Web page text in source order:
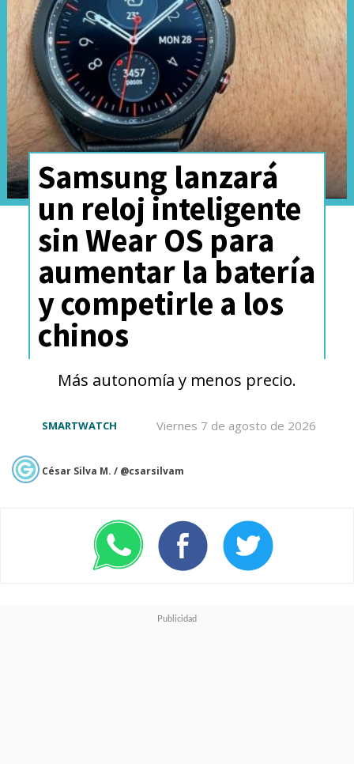
personalizarsecon opciones de
memoria de hasta 32GB,
opciones de almacenamiento de
hasta 4TB, pantalla
nanotexturizada y adaptador de
corriente de 96W,pudiendo
llegar hasta la friolera de
$4.104.490. Estará disponible en
Chile en las próximas semanas.
Samsung lanzará
un reloj inteligente
sin Wear OS para
aumentar la batería
y competirle a los
chinos
Más autonomía y menos precio.
Viernes 7 de agosto de 2026
SMARTWATCH
César Silva M. / @csarsilvam